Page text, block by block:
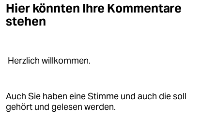
Hier könnten Ihre Kommentare
stehen
Herzlich willkommen.
Auch Sie haben eine Stimme und auch die soll
gehört und gelesen werden.